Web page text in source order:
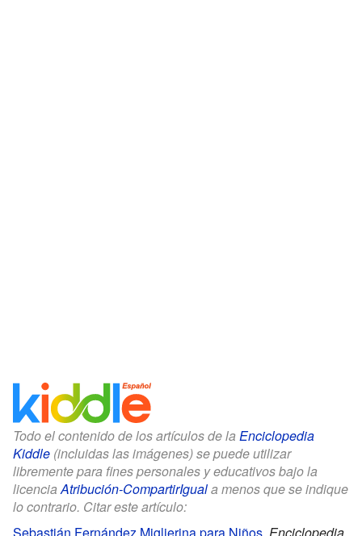
Todo el contenido de los artículos de la Enciclopedia
Kiddle (incluidas las imágenes) se puede utilizar
libremente para fines personales y educativos bajo la
licenciaAtribución-CompartirIguala menos que se indique
lo contrario. Citar este artículo:
Sebastián Fernández Miglierina para Niños Enciclopedia